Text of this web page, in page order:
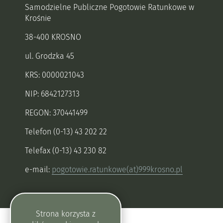
Strona korzysta z
Samodzielne Publiczne Pogotowie Ratunkowe w
Krośnie
38-400 KROSNO
ul. Grodzka 45
KRS: 0000021043
NIP: 6842127313
REGON: 370441499
Telefon (0-13) 43 202 22
Telefax (0-13) 43 230 82
e-mail: pogotowie.ratunkowe(at)999krosno.pl